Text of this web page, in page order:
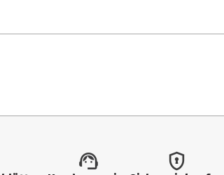
& Cie. GmbH